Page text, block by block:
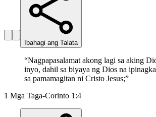
Ibahagi ang Talata
“Nagpapasalamat akong lagi sa aking
inyo, dahil sa biyaya ng Dios na
sa pamamagitan ni Cristo Jesus;”
1 Mga Taga-Corinto 1:4